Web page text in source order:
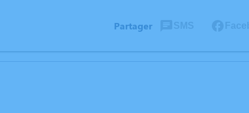
Partager